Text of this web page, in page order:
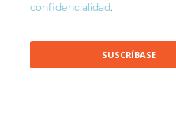
confidencialidad.